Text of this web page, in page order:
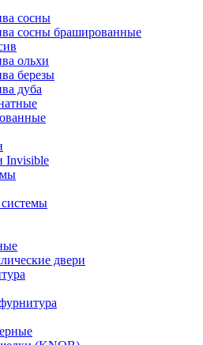
сосны
сосны брашированные
ольхи
березы
дуба
Invisible
двери